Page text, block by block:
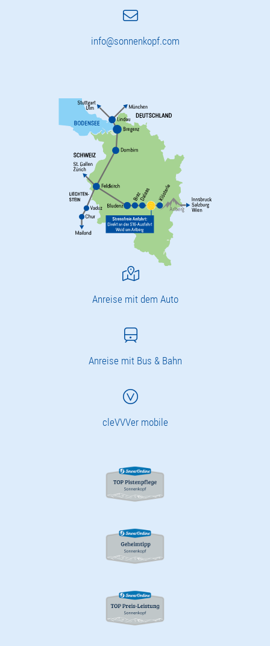
info@sonnenkopf.com
Anreise mit dem Auto
Anreise mit Bus & Bahn
cleVVVer mobile